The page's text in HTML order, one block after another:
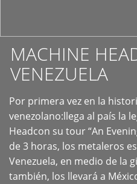
MACHINE
VENEZUELA
Por primera vez en la
venezolano:llega al país la
Headcon su tour “An
de 3 horas, los metaleros
Venezuela, en medio de la
también, los llevará a